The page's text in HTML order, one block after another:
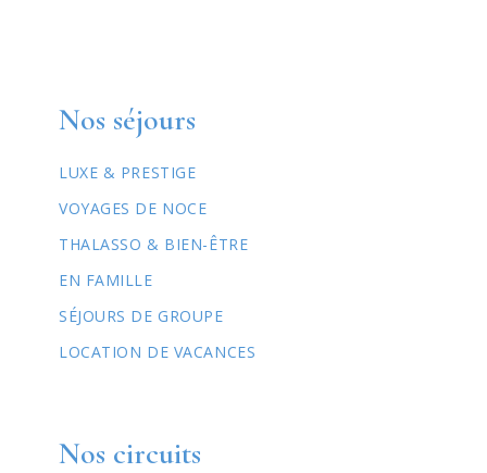
Nos séjours
LUXE & PRESTIGE
VOYAGES DE NOCE
THALASSO & BIEN-ÊTRE
EN FAMILLE
SÉJOURS DE GROUPE
LOCATION DE VACANCES
Nos circuits